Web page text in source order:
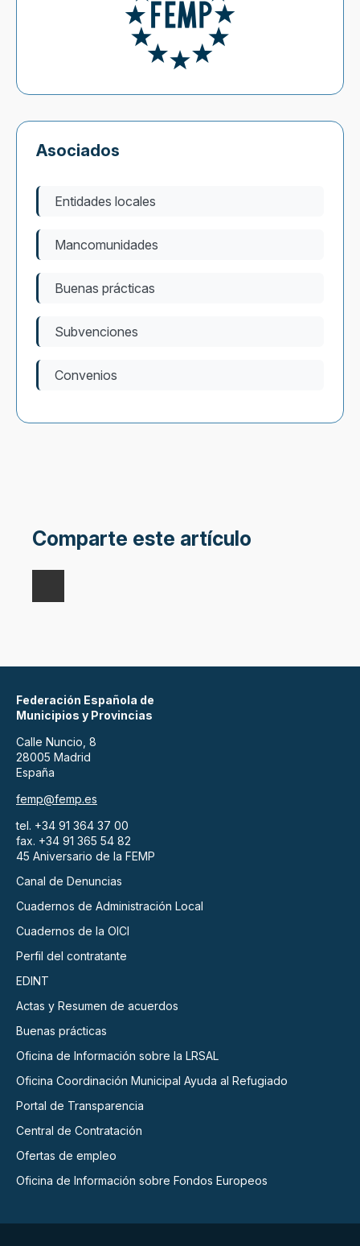
Asociados
Entidades locales
Mancomunidades
Buenas prácticas
Subvenciones
Convenios
Comparte este artículo
Federación Española de
Municipios y Provincias
Calle Nuncio, 8
28005 Madrid
España
femp@femp.es
tel. +34 91 364 37 00
fax. +34 91 365 54 82
45 Aniversario de la FEMP
Canal de Denuncias
Cuadernos de Administración Local
Cuadernos de la OICI
Perfil del contratante
EDINT
Actas y Resumen de acuerdos
Buenas prácticas
Oficina de Información sobre la LRSAL
Oficina Coordinación Municipal Ayuda al Refugiado
Portal de Transparencia
Central de Contratación
Ofertas de empleo
Oficina de Información sobre Fondos Europeos